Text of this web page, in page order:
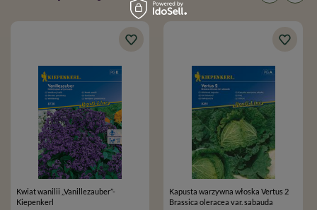
Kwiat wanilii ,,Vanillezauber’’-
Kiepenkerl
Kapusta warzywna włoska Vertus 2
Brassica oleracea var. sabauda